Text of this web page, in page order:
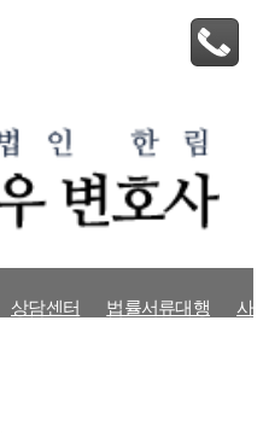
상담센터 법률서류대행 사